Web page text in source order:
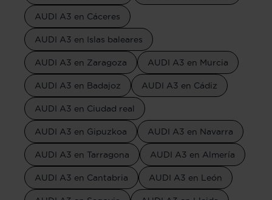
AUDI A3 en Cáceres
AUDI A3 en Islas baleares
AUDI A3 en Zaragoza AUDI A3 en Murcia
AUDI A3 en Badajoz AUDI A3 en Cádiz
AUDI A3 en Ciudad real
AUDI A3 en Gipuzkoa AUDI A3 en Navarra
AUDI A3 en Tarragona AUDI A3 en Almería
AUDI A3 en Cantabria AUDI A3 en León